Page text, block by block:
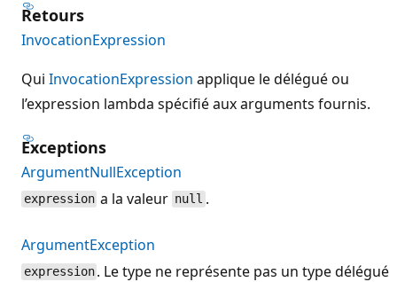
Retours
InvocationExpression
Qui InvocationExpression applique le délégué ou
l’expression lambda spécifié aux arguments fournis.
Exceptions
ArgumentNullException
expression a la valeur null .
ArgumentException
expression . Le type ne représente pas un type délégué